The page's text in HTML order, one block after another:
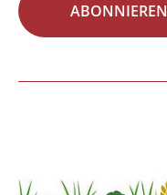
ABONNIEREN